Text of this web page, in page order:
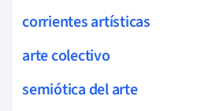
corrientes artísticas
arte colectivo
semiótica del arte